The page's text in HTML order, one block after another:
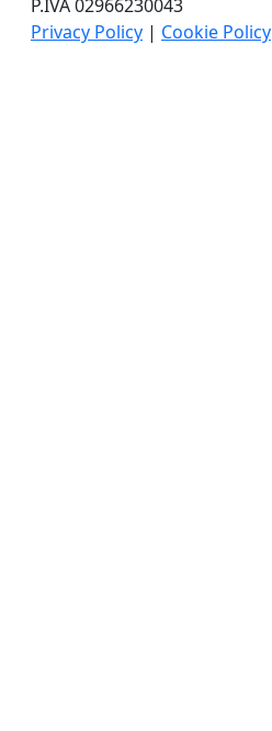
P.IVA 02966230043
Privacy Policy | Cookie Policy